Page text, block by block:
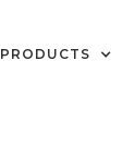
PRODUCTS